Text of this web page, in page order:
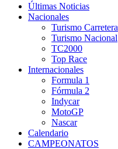
Últimas Noticias
Nacionales
Turismo Carretera
Turismo Nacional
TC2000
Top Race
Internacionales
Formula 1
Fórmula 2
Indycar
MotoGP
Nascar
Calendario
CAMPEONATOS